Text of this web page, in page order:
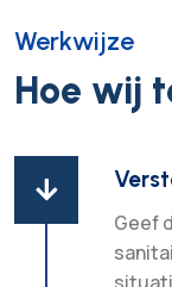
Werkwijze
Hoe wij

Geef